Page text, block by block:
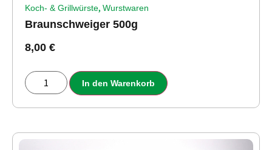
Koch- & Grillwürste, Wurstwaren
Braunschweiger 500g
8,00 €
In den Warenkorb